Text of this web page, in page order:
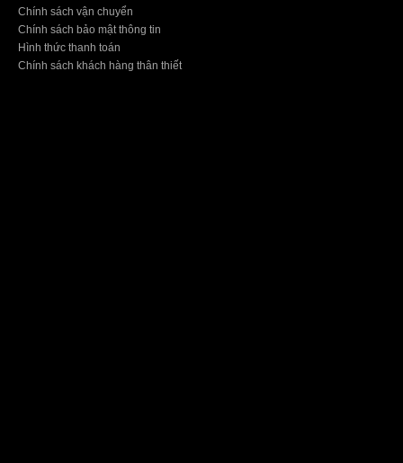
Chính sách vận chuyển
Chính sách bảo mật thông tin
Hình thức thanh toán
Chính sách khách hàng thân thiết